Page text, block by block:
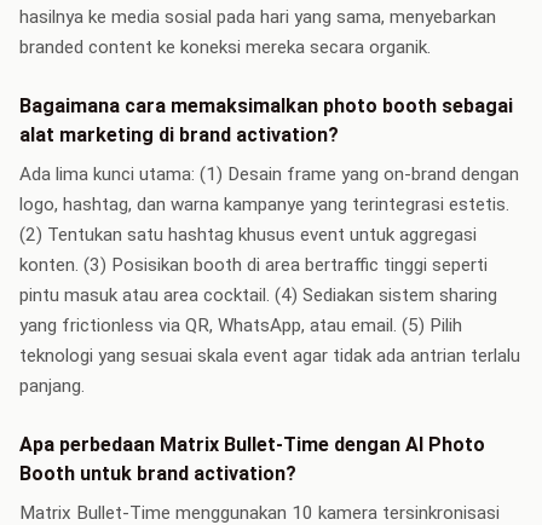
hasilnya ke media sosial pada hari yang sama, menyebarkan
branded content ke koneksi mereka secara organik.
Bagaimana cara memaksimalkan photo booth sebagai
alat marketing di brand activation?
Ada lima kunci utama: (1) Desain frame yang on-brand dengan
logo, hashtag, dan warna kampanye yang terintegrasi estetis.
(2) Tentukan satu hashtag khusus event untuk aggregasi
konten. (3) Posisikan booth di area bertraffic tinggi seperti
pintu masuk atau area cocktail. (4) Sediakan sistem sharing
yang frictionless via QR, WhatsApp, atau email. (5) Pilih
teknologi yang sesuai skala event agar tidak ada antrian terlalu
panjang.
Apa perbedaan Matrix Bullet-Time dengan AI Photo
Booth untuk brand activation?
Matrix Bullet-Time menggunakan 10 kamera tersinkronisasi